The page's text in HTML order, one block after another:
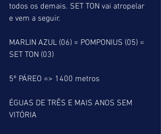
todos os demais. SET TON vai atropelar
e vem a seguir.
MARLIN AZUL (06) = POMPONIUS (05) =
SET TON (03)
5º PÁREO => 1400 metros
ÉGUAS DE TRÊS E MAIS ANOS SEM
VITÓRIA